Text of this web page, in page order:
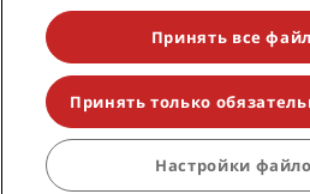
защищены. RHG Radisson Hotel
Radisson RED, Radisson Blu,
Radisson Individuals, Park Plaza,
& Suites, Prize by Radisson,
Radisson Meetings являются
Radisson Hotel Group.
Принять все
Принять только
Настройки